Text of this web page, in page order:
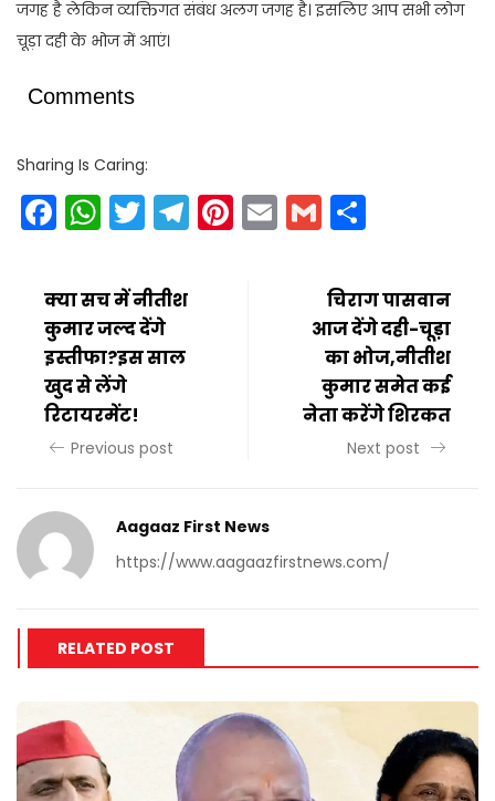
जगह है लेकिन व्यक्तिगत संबंध अलग जगह है। इसलिए आप सभी लोग
चूड़ा दही के भोज में आएं।
Comments
Sharing Is Caring:
Facebook
WhatsApp
Twitter
Telegram
Pinterest
EmailGmail
क्या सच में नीतीश
कुमार जल्द देंगे
इस्तीफा?इस साल
खुद से लेंगे
रिटायरमेंट!
Previous post
चिराग पासवान
आज देंगे दही-चूड़ा
का भोज,नीतीश
कुमार समेत कई
नेता करेंगे शिरकत
Next post
Aagaaz First News
https://www.aagaazfirstnews.com/
RELATED POST